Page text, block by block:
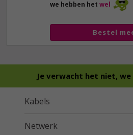
we hebben het wel
Bestel
Je verwacht het niet,
Kabels
Netwerk